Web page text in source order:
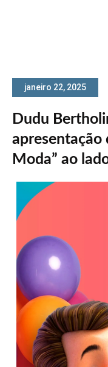
janeiro 22, 2025
Dudu
apresentação
Moda” ao